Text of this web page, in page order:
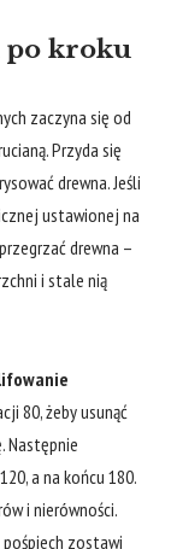
kroku
zaczyna ⁤się od
Przyda się
drewna. Jeśli
ustawionej na
drewna –
i stale​ nią
80, żeby usunąć
⁢Następnie
a na ⁢końcu 180.
i nierówności.
zostawi